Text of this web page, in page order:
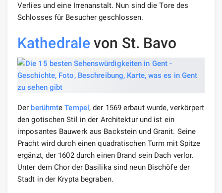
Verlies und eine Irrenanstalt. Nun sind die Tore des
Schlosses für Besucher geschlossen.
Kathedrale von St. Bavo
Der berühmteTempel, der 1569 erbaut wurde, verkörpert
den gotischen Stil in der Architektur und ist ein
imposantes Bauwerk aus Backstein und Granit. Seine
Pracht wird durch einen quadratischen Turm mit Spitze
ergänzt, der 1602 durch einen Brand sein Dach verlor.
Unter dem Chor der Basilika sind neun Bischöfe der
Stadt in der Krypta begraben.